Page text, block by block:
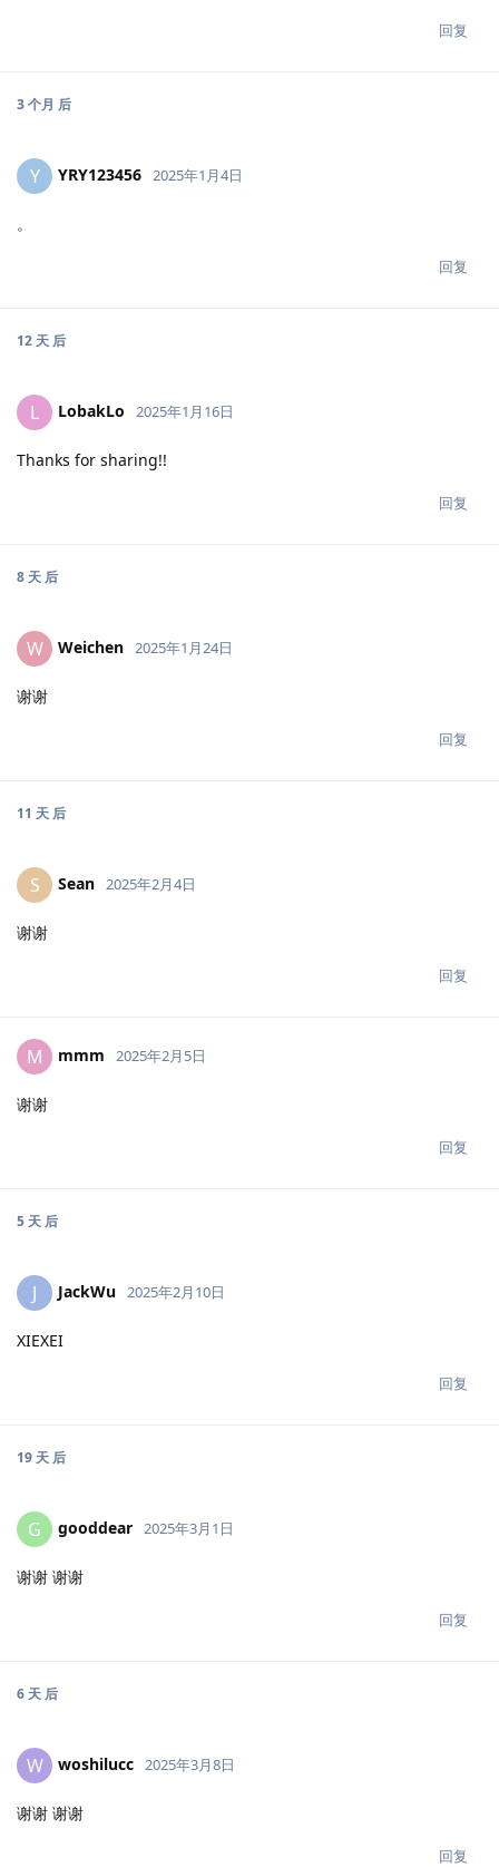
回复
3 个月 后
Y YRY123456 2025年1月4日
。
回复
12 天 后
L LobakLo 2025年1月16日
Thanks for sharing!!
回复
8 天 后
W Weichen 2025年1月24日
谢谢
回复
11 天 后
S Sean 2025年2月4日
谢谢
回复
M mmm 2025年2月5日
谢谢
回复
5 天 后
J JackWu 2025年2月10日
XIEXEI
回复
19 天 后
G gooddear 2025年3月1日
谢谢 谢谢
回复
6 天 后
W woshilucc 2025年3月8日
谢谢 谢谢
回复